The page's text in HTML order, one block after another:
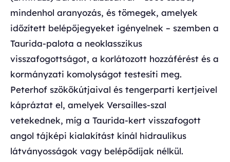
mindenhol aranyozás, és tömegek, amelyek
időzített belépőjegyeket igényelnek – szemben a
Taurida-palota a neoklasszikus
visszafogottságot, a korlátozott hozzáférést és a
kormányzati komolyságot testesíti meg.
Peterhof szökőkútjaival és tengerparti kertjeivel
kápráztat el, amelyek Versailles-szal
vetekednek, míg a Taurida-kert visszafogott
angol tájképi kialakítást kínál hidraulikus
látványosságok vagy belépődíjak nélkül.